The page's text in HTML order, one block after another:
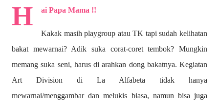
H ai Papa Mama !!
Kakak masih playgroup atau TK tapi sudah kelihatan
bakat mewarnai? Adik suka corat-coret tembok? Mungkin
memang suka seni, harus di arahkan dong bakatnya. Kegiatan
Art Division di La Alfabeta tidak hanya
mewarnai/menggambar dan melukis biasa, namun bisa juga